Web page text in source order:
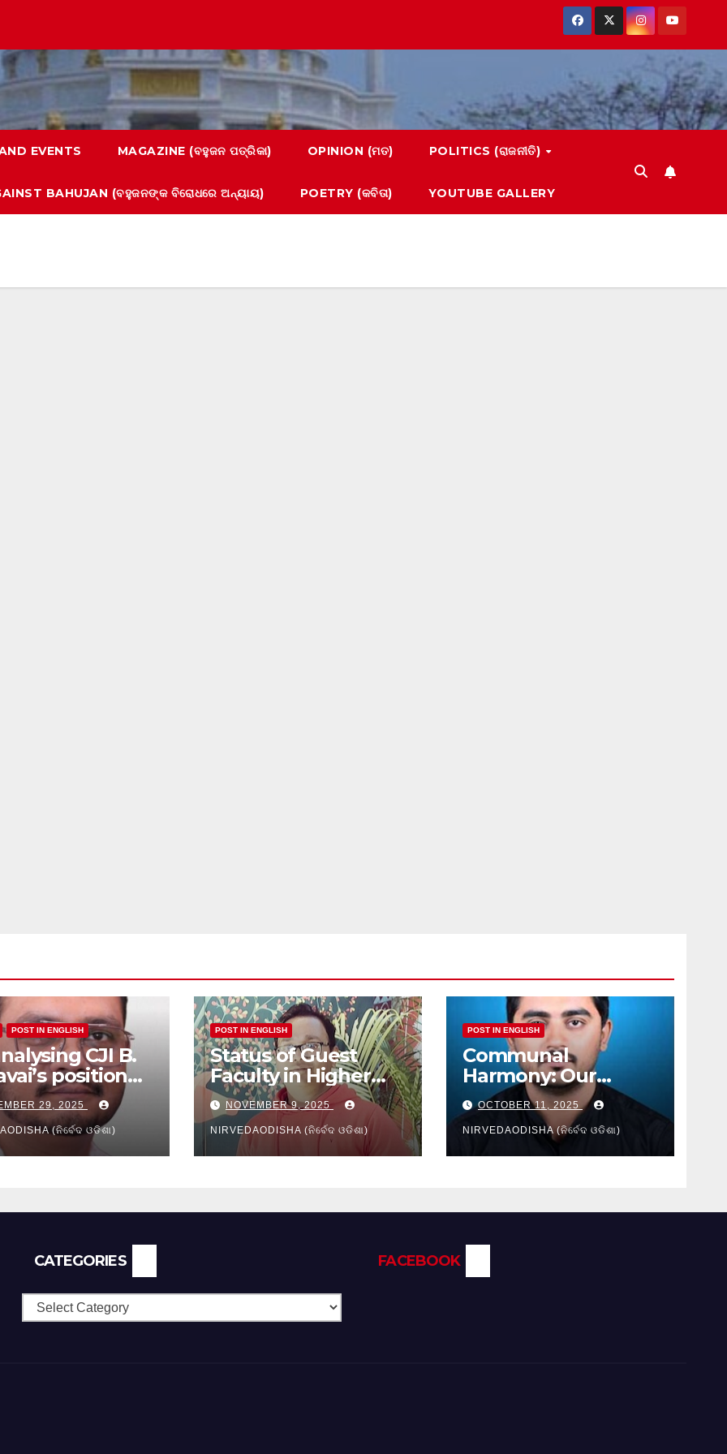
EVENTS MAGAZINE (ବହୁଜନ ପତ୍ରିକା) OPINION (ମତ) POLITICS (ରାଜନୀତି)
BAHUJAN (ବହୁଜନଙ୍କ ବିରୋଧରେ ଅନ୍ୟାୟ) POETRY (କବିତା) YOUTUBE GALLERY
POST IN ENGLISH
CJI B.
position
layer:
and29, 2025
(ନିର୍ବେଦ ଓଡିଶା)
POST IN ENGLISH
Status of Guest
Faculty in Higher
Education of Odisha
NOVEMBER 9, 2025
NIRVEDAODISHA (ନିର୍ବେଦ ଓଡିଶା)
POST IN ENGLISH
Communal
Harmony: Our
Shared
Responsibility
OCTOBER 11, 2025
NIRVEDAODISHA (ନିର୍ବେଦ ଓଡିଶା)
CATEGORIES
Categories
FACEBOOK